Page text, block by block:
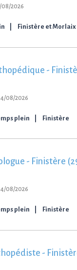
08/2026
Finistère et Morlaix
-
08/2026
plein Finistère
- Finistère
08/2026
plein Finistère
-